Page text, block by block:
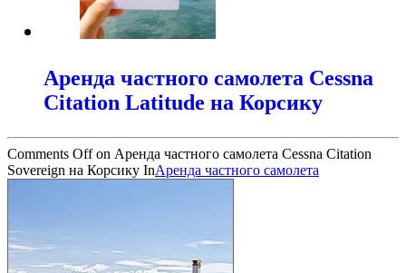
Аренда частного самолета Cessna
Citation Latitude на Корсику
Comments Offon Аренда частного самолета Cessna Citation
Sovereign на Корсику InАренда частного самолета